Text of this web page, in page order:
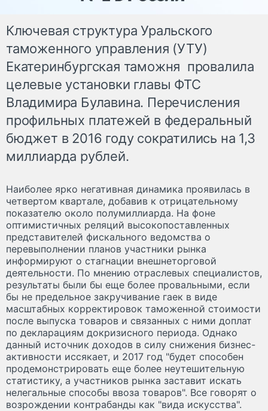
Ключевая структура Уральского
таможенного управления (УТУ)
Екатеринбургская таможня провалила
целевые установки главы ФТС
Владимира Булавина. Перечисления
профильных платежей в федеральный
бюджет в 2016 году сократились на 1,3
миллиарда рублей.
Наиболее ярко негативная динамика проявилась в
четвертом квартале, добавив к отрицательному
показателю около полумиллиарда. На фоне
оптимистичных реляций высокопоставленных
представителей фискального ведомства о
перевыполнении планов участники рынка
информируют о стагнации внешнеторговой
деятельности. По мнению отраслевых специалистов,
результаты были бы еще более провальными, если
бы не предельное закручивание гаек в виде
масштабных корректировок таможенной стоимости
после выпуска товаров и связанных с ними доплат
по декларациям докризисного периода. Однако
данный источник доходов в силу снижения бизнес-
активности иссякает, и 2017 год "будет способен
продемонстрировать еще более неутешительную
статистику, а участников рынка заставит искать
нелегальные способы ввоза товаров". Все говорят о
возрождении контрабанды как "вида искусства".